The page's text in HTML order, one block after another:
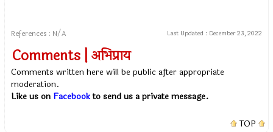
References : N/A Last Updated : December 23, 2022
Comments | अभिप्राय
Comments written here will be public after appropriate
moderation.
Like us on Facebookto send us a private message.
TOP